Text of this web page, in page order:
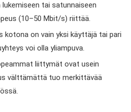
tai satunnaiseen
(10–50 Mbit/s) riittää.
kotona on vain yksi käyttäjä tai pari
voi olla yliampuva.
liittymät ovat usein
välttämättä tuo merkittävää